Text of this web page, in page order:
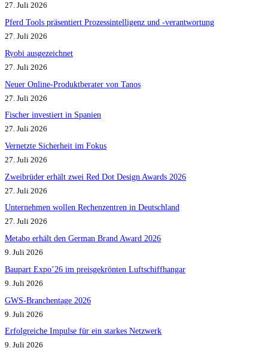
27. Juli 2026
Pferd Tools präsentiert Prozessintelligenz und -verantwortung
27. Juli 2026
Ryobi ausgezeichnet
27. Juli 2026
Neuer Online-Produktberater von Tanos
27. Juli 2026
Fischer investiert in Spanien
27. Juli 2026
Vernetzte Sicherheit im Fokus
27. Juli 2026
Zweibrüder erhält zwei Red Dot Design Awards 2026
27. Juli 2026
Unternehmen wollen Rechenzentren in Deutschland
27. Juli 2026
Metabo erhält den German Brand Award 2026
9. Juli 2026
Baupart Expo’26 im preisgekrönten Luftschiffhangar
9. Juli 2026
GWS-Branchentage 2026
9. Juli 2026
Erfolgreiche Impulse für ein starkes Netzwerk
9. Juli 2026